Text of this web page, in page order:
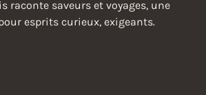
raconte saveurs et voyages, une
esprits curieux, exigeants.